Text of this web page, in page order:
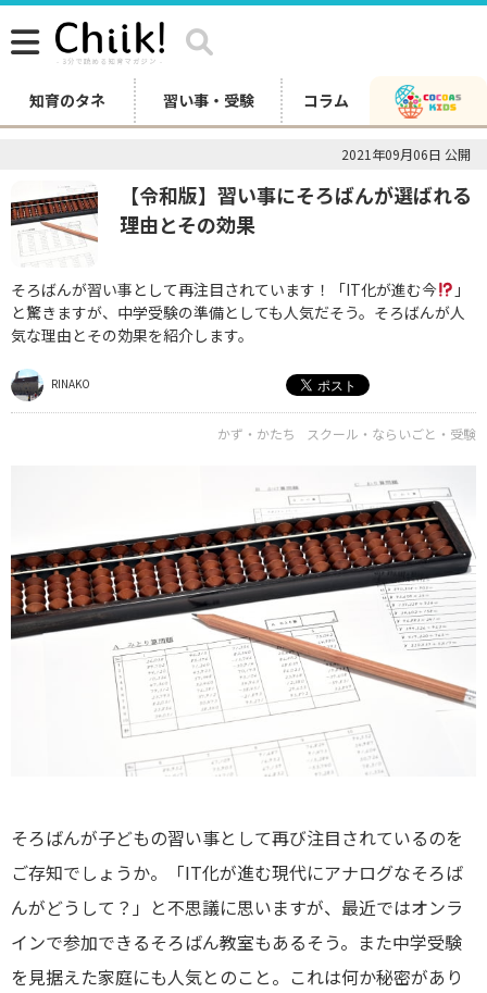
知育のタネ 習い事・受験 コラム
2021年09月06日 公開
【令和版】習い事にそろばんが選ばれる
理由とその効果
そろばんが習い事として再注目されています！「IT化が進む今
」
と驚きますが、中学受験の準備としても人気だそう。そろばんが人
気な理由とその効果を紹介します。
RINAKO
かず・かたち スクール・ならいごと・受験
そろばんが子どもの習い事として再び注目されているのを
ご存知でしょうか。「IT化が進む現代にアナログなそろば
んがどうして？」と不思議に思いますが、最近ではオンラ
インで参加できるそろばん教室もあるそう。また中学受験
を見据えた家庭にも人気とのこと。これは何か秘密があり